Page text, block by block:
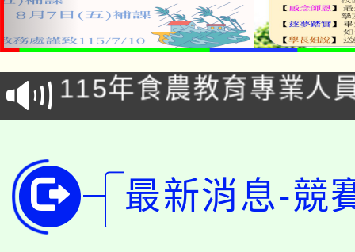
淨零綠生活教案入校路
會
115年食農教育專業人
程
學期銜接期間理賠案件
學籍身 分審查程序及
版
公告本校115學年度第
「2026金融保險知識
最新消息-競